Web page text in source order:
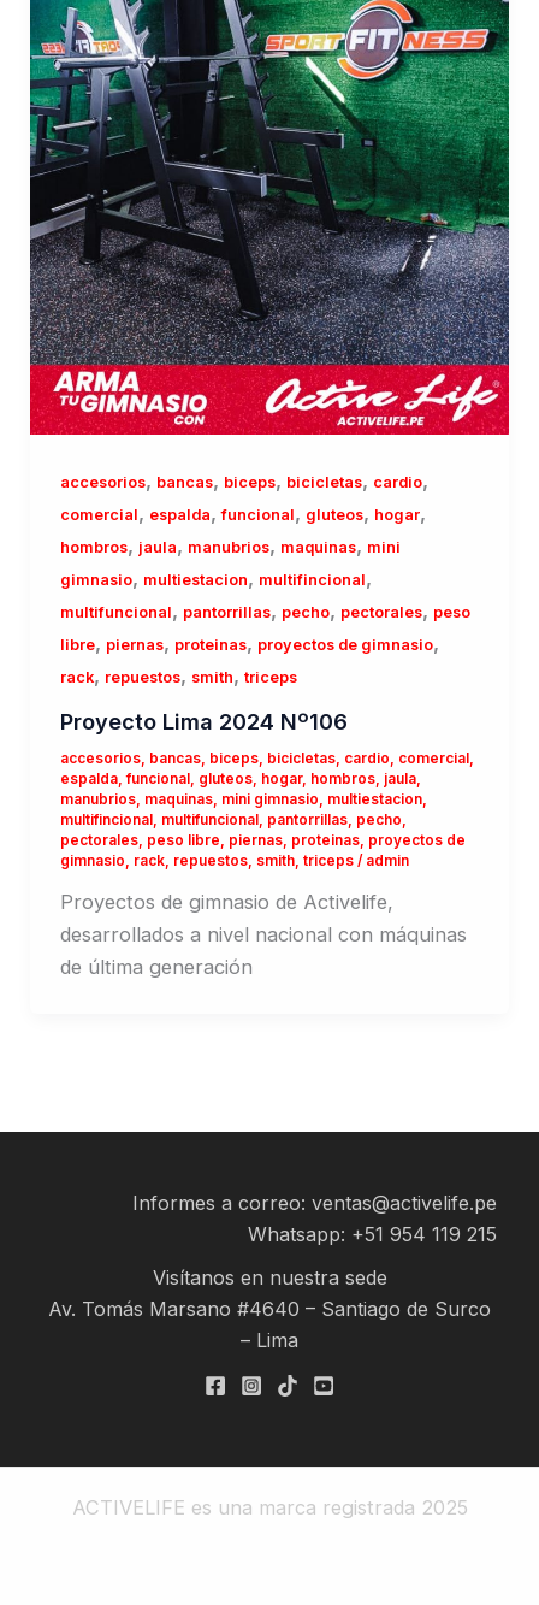
accesorios, bancas, biceps, bicicletas, cardio,
comercial, espalda,funcional, gluteos, hogar,
hombros, jaula, manubrios, maquinas, mini
gimnasio, multiestacion, multifincional,
multifuncional, pantorrillas, pecho, pectorales, peso
libre, piernas, proteinas, proyectos de gimnasio,
rack, repuestos, smith, triceps
Proyecto Lima 2024 Nº106
accesorios, bancas, biceps, bicicletas, cardio, comercial ,
espalda,funcional , gluteos, hogar, hombros, jaula,
manubrios, maquinas, mini gimnasio, multiestacion,
multifincional , multifuncional , pantorrillas, pecho,
pectorales, peso libre, piernas, proteinas, proyectos de
gimnasio, rack, repuestos, smith, triceps/ admin
Proyectos de gimnasio de Activelife,
desarrollados a nivel nacional con máquinas
de última generación
Informes a correo: ventas@activelife.pe
Whatsapp: +51 954 119 215
Visítanos en nuestra sede
Av. Tomás Marsano #4640 – Santiago de Surco
– Lima
ACTIVELIFE es una marca registrada 2025